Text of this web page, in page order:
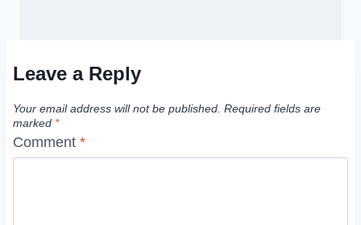
Leave a Reply
Your email address will not be published. Required fields are
marked *
Comment *